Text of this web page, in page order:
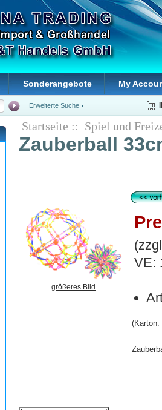
Sonderangebote My
Erweiterte Suche
Startseite :: Spiel und
Zauberball
größeres Bild
VE:
(Karton: